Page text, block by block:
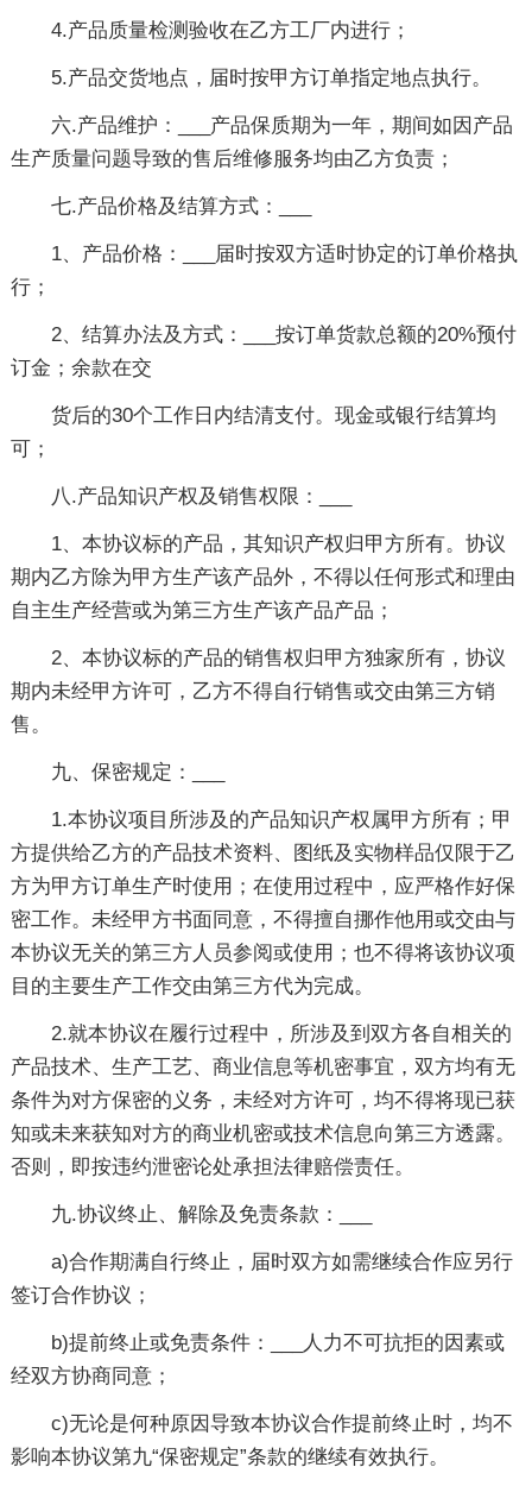
4.产品质量检测验收在乙方工厂内进行；
5.产品交货地点，届时按甲方订单指定地点执行。
六.产品维护：___产品保质期为一年，期间如因产品
生产质量问题导致的售后维修服务均由乙方负责；
七.产品价格及结算方式：___
1、产品价格：___届时按双方适时协定的订单价格执
行；
2、结算办法及方式：___按订单货款总额的20%预付
订金；余款在交
货后的30个工作日内结清支付。现金或银行结算均
可；
八.产品知识产权及销售权限：___
1、本协议标的产品，其知识产权归甲方所有。协议
期内乙方除为甲方生产该产品外，不得以任何形式和理由
自主生产经营或为第三方生产该产品产品；
2、本协议标的产品的销售权归甲方独家所有，协议
期内未经甲方许可，乙方不得自行销售或交由第三方销
售。
九、保密规定：___
1.本协议项目所涉及的产品知识产权属甲方所有；甲
方提供给乙方的产品技术资料、图纸及实物样品仅限于乙
方为甲方订单生产时使用；在使用过程中，应严格作好保
密工作。未经甲方书面同意，不得擅自挪作他用或交由与
本协议无关的第三方人员参阅或使用；也不得将该协议项
目的主要生产工作交由第三方代为完成。
2.就本协议在履行过程中，所涉及到双方各自相关的
产品技术、生产工艺、商业信息等机密事宜，双方均有无
条件为对方保密的义务，未经对方许可，均不得将现已获
知或未来获知对方的商业机密或技术信息向第三方透露。
否则，即按违约泄密论处承担法律赔偿责任。
九.协议终止、解除及免责条款：___
a)合作期满自行终止，届时双方如需继续合作应另行
签订合作协议；
b)提前终止或免责条件：___人力不可抗拒的因素或
经双方协商同意；
c)无论是何种原因导致本协议合作提前终止时，均不
影响本协议第九“保密规定”条款的继续有效执行。